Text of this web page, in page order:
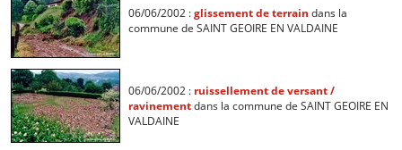
06/06/2002 :glissement de terrain dans la
commune de SAINT GEOIRE EN VALDAINE
06/06/2002 : ruissellement de versant /
ravinementdans la commune de SAINT GEOIRE EN
VALDAINE